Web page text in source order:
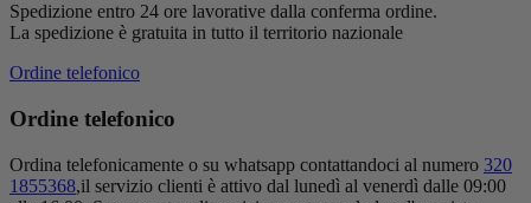
Spedizione entro 24 ore lavorative dalla conferma ordine.
La spedizione è gratuita in tutto il territorio nazionale
Ordine telefonico
Ordine telefonico
Ordina telefonicamente o su whatsapp contattandoci al numero 320
1855368,il servizio clienti è attivo dal lunedì al venerdì dalle 09:00